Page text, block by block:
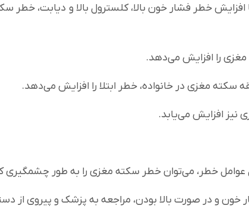
افزایش خطر فشار خون بالا، کلسترول بالا و دیابت، خطر
را افزایش می‌دهد.
سکته مغزی در خانواده، خطر ابتلا را افزایش می‌دهد.
افزایش می‌یابد.
عوامل خطر، می‌توان خطر سکته مغزی را به طور
خون و در صورت بالا بودن، مراجعه به پزشک و پیروی از